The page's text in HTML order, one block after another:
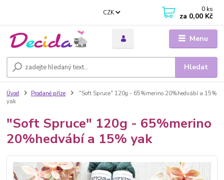
Menu
CZK
Hledat
0 ks
za 0,00 Kč
Úvod Prodané příze
"Soft Spruce" 120g - 65%merino 20%hedvábí a 15%
yak
"Soft Spruce" 120g - 65%merino
20%hedvábí a 15% yak